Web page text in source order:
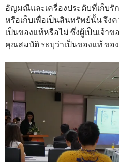
อัญมณีและเครื่องประดับที่เก็บรั
หรือเก็บเพื่อเป็นสินทรัพย์นั้น จึง
เป็นของแท้หรือไม่ ซึ่งผู้เป็นเจ้า
คุณสมบัติ ระบุว่าเป็นของแท้ ขอ